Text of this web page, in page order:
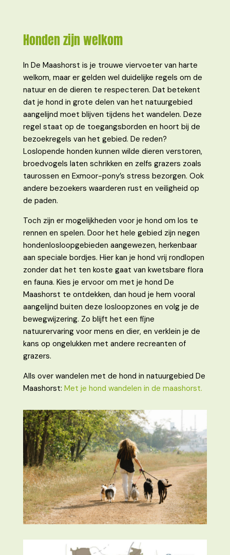
Honden zijn welkom
In De Maashorst is je trouwe viervoeter van harte
welkom, maar er gelden wel duidelijke regels om de
natuur en de dieren te respecteren. Dat betekent
dat je hond in grote delen van het natuurgebied
aangelijnd moet blijven tijdens het wandelen. Deze
regel staat op de toegangsborden en hoort bij de
bezoekregels van het gebied. De reden?
Loslopende honden kunnen wilde dieren verstoren,
broedvogels laten schrikken en zelfs grazers zoals
taurossen en Exmoor-pony’s stress bezorgen. Ook
andere bezoekers waarderen rust en veiligheid op
de paden.
Toch zijn er mogelijkheden voor je hond om los te
rennen en spelen. Door het hele gebied zijn negen
hondenlosloopgebieden aangewezen, herkenbaar
aan speciale bordjes. Hier kan je hond vrij rondlopen
zonder dat het ten koste gaat van kwetsbare flora
en fauna. Kies je ervoor om met je hond De
Maashorst te ontdekken, dan houd je hem vooral
aangelijnd buiten deze losloopzones en volg je de
bewegwijzering. Zo blijft het een fijne
natuurervaring voor mens en dier, en verklein je de
kans op ongelukken met andere recreanten of
grazers.
Alls over wandelen met de hond in natuurgebied De
Maashorst: Met je hond wandelen in de maashorst.